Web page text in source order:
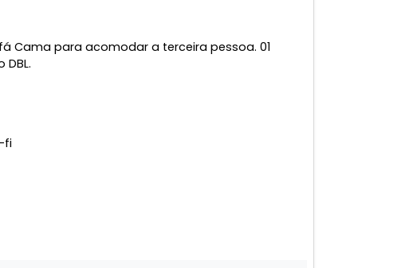
Cama para acomodar a terceira pessoa. 01
fi